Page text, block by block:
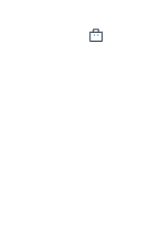
Shopping